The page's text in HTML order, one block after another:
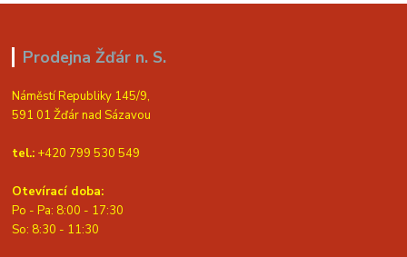
Prodejna Žďár n. S.
Náměstí Republiky 145/9,
591 01 Žďár nad Sázavou
tel.: +420 799 530 549
Otevírací doba:
Po - Pa: 8:00 - 17:30
So: 8:30 - 11:30